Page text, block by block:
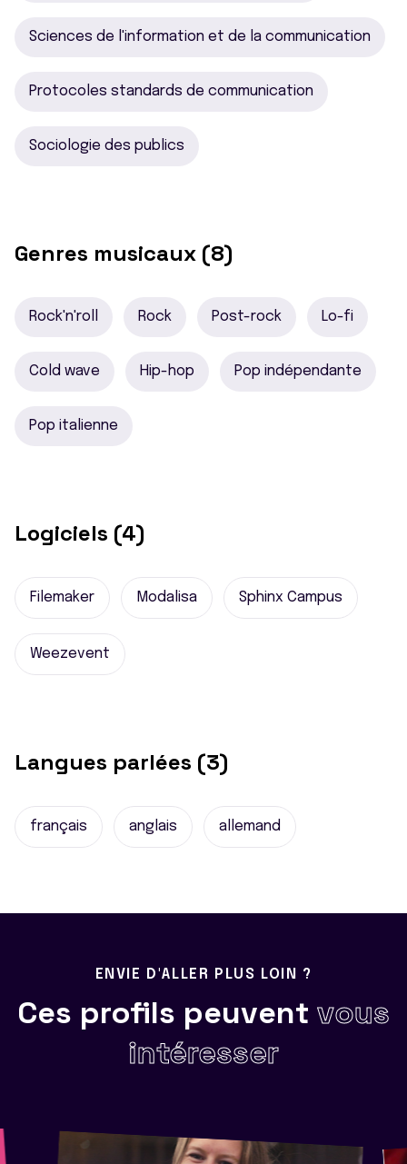
Sciences de l'information et de la communication
Protocoles standards de communication
Sociologie des publics
Genres musicaux (8)
Rock'n'roll Rock Post-rock Lo-fi
Cold wave Hip-hop Pop indépendante
Pop italienne
Logiciels (4)
Filemaker Modalisa Sphinx Campus
Weezevent
Langues parlées (3)
français anglais allemand
ENVIE D'ALLER PLUS LOIN ?
Ces profils peuvent vous
intéresser